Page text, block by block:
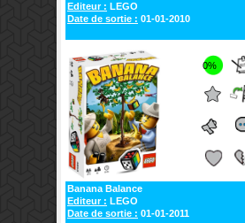
Editeur : LEGO
Date de sortie : 01-01-2010
0%
Banana Balance
Editeur : LEGO
Date de sortie : 01-01-2011